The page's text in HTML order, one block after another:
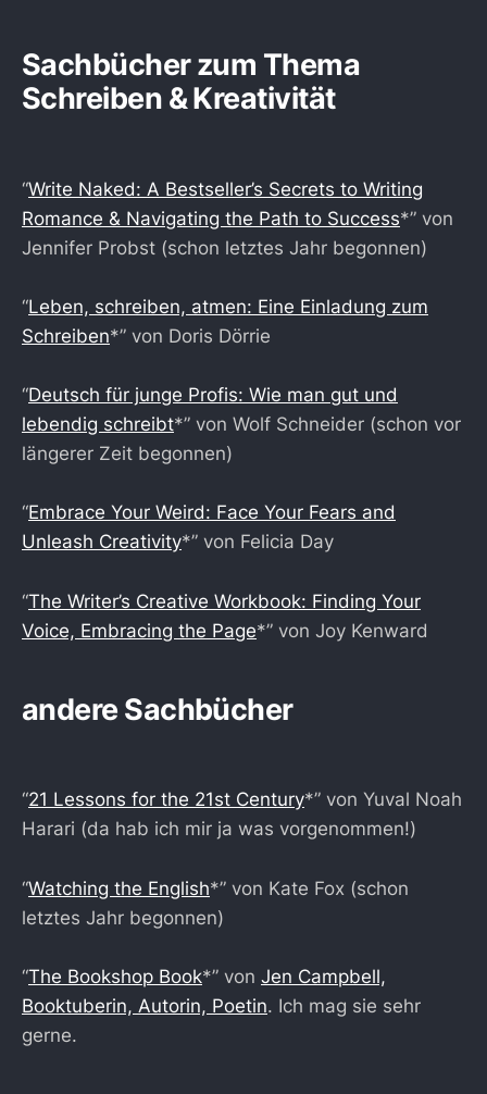
Sachbücher zum Thema
Schreiben & Kreativität
“Write Naked: A Bestseller’s Secrets to Writing
Romance & Navigating the Path to Success*” von
Jennifer Probst (schon letztes Jahr begonnen)
“Leben, schreiben, atmen: Eine Einladung zum
Schreiben*” von Doris Dörrie
“Deutsch für junge Profis: Wie man gut und
lebendig schreibt*” von Wolf Schneider (schon vor
längerer Zeit begonnen)
“Embrace Your Weird: Face Your Fears and
Unleash Creativity*” von Felicia Day
“The Writer’s Creative Workbook: Finding Your
Voice, Embracing the Page*” von Joy Kenward
andere Sachbücher
“21 Lessons for the 21st Century*” von Yuval Noah
Harari (da hab ich mir ja was vorgenommen!)
“Watching the English*” von Kate Fox (schon
letztes Jahr begonnen)
“The Bookshop Book*” von Jen Campbell,
Booktuberin, Autorin, Poetin. Ich mag sie sehr
gerne.